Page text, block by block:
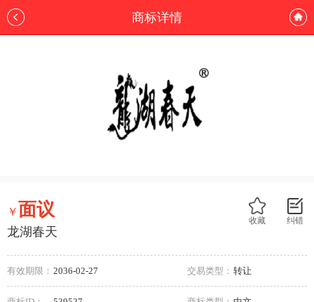
商标详情
纠错
收藏
￥面议
龙湖春天
有效期限： 2036-02-27 交易类型： 转让